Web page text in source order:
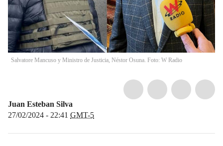
Salvatore Mancuso y Ministro de Justicia, Néstor Osuna. Foto: W Radio
Juan Esteban Silva
27/02/2024 - 22:41 GMT-5